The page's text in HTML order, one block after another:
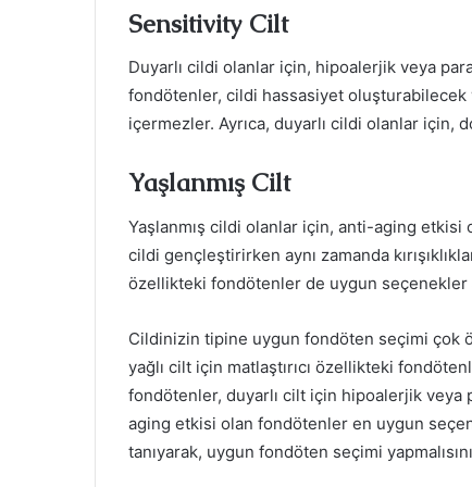
Sensitivity Cilt
Duyarlı cildi olanlar için, hipoalerjik veya
fondötenler, cildi hassasiyet
içermezler. Ayrıca, duyarlı cildi olanlar için,
Yaşlanmış Cilt
Yaşlanmış cildi olanlar için, anti-aging
cildi gençleştirirken aynı zamanda
özellikteki fondötenler de uygun seçenekler
Cildinizin tipine uygun fondöten seçimi çok
yağlı cilt için matlaştırıcı özellikteki
fondötenler, duyarlı cilt için hipoalerjik
aging etkisi olan fondötenler en uygun
tanıyarak, uygun fondöten seçimi